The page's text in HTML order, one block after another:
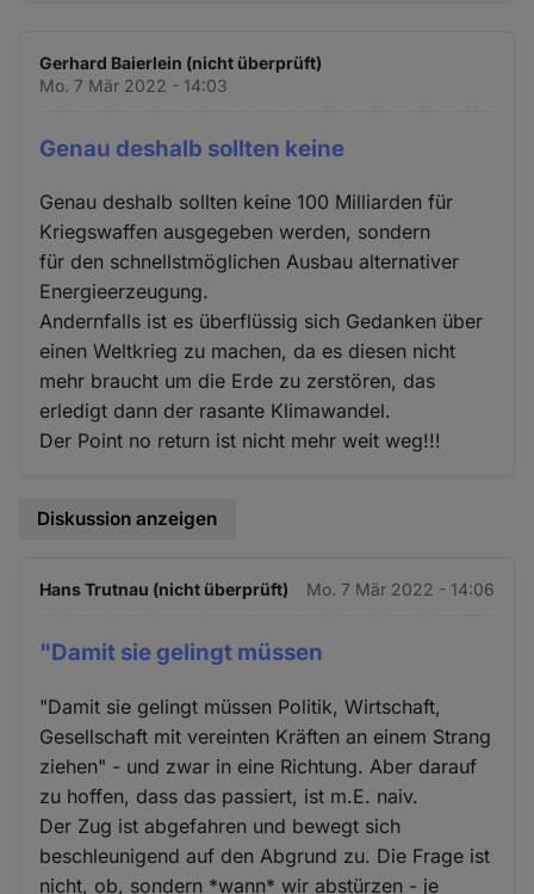
Gerhard Baierlein (nicht überprüft)
Mo. 7 Mär 2022 - 14:03
Genau deshalb sollten keine
Genau deshalb sollten keine 100 Milliarden für
Kriegswaffen ausgegeben werden, sondern
für den schnellstmöglichen Ausbau alternativer
Energieerzeugung.
Andernfalls ist es überflüssig sich Gedanken über
einen Weltkrieg zu machen, da es diesen nicht
mehr braucht um die Erde zu zerstören, das
erledigt dann der rasante Klimawandel.
Der Point no return ist nicht mehr weit weg!!!
Diskussion anzeigen
Hans Trutnau (nicht überprüft) Mo. 7 Mär 2022 - 14:06
"Damit sie gelingt müssen
"Damit sie gelingt müssen Politik, Wirtschaft,
Gesellschaft mit vereinten Kräften an einem Strang
ziehen" - und zwar in eine Richtung. Aber darauf
zu hoffen, dass das passiert, ist m.E. naiv.
Der Zug ist abgefahren und bewegt sich
beschleunigend auf den Abgrund zu. Die Frage ist
nicht, ob, sondern *wann* wir abstürzen - je